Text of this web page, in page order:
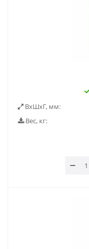
ВxШxГ, мм:
Вес, кг: